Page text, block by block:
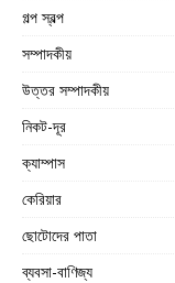
গল্প স্বল্প
সম্পাদকীয়
উত্তর সম্পাদকীয়
নিকট-দূর
ক্যাম্পাস
কেরিয়ার
ছোটোদের পাতা
ব্যবসা-বাণিজ্য